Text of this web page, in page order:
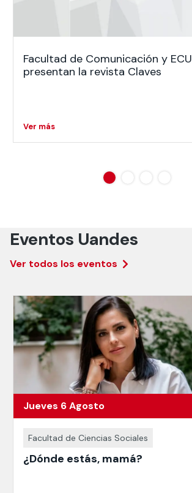
Facultad de Comunicación y ECU
presentan la revista Claves
Ver más
Eventos Uandes
Ver todos Ios eventos
Jueves 6 Agosto
Facultad de Ciencias Sociales
¿Dónde estás, mamá?